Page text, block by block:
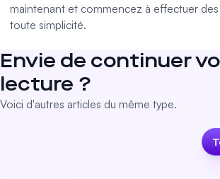
maintenant et commencez à effectuer
toute simplicité.
Envie de continuer
lecture ?
Voici d'autres articles du même type.